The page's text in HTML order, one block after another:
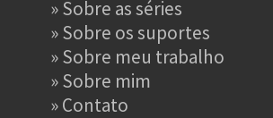
»Sobre as séries
»Sobre os suportes
»Sobre meu trabalho
»Sobre mim
»Contato